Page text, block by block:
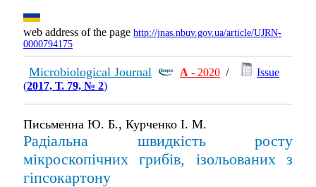
web address of the page http://jnas.nbuv.gov.ua/article/UJRN-
0000794175
Microbiological Journal А - 2020 /
Issue
(2017, Т. 79, № 2)
Письменна Ю. Б., Курченко І. М.
Радіальна швидкість росту
мікроскопічних грибів, ізольованих з
гіпсокартону